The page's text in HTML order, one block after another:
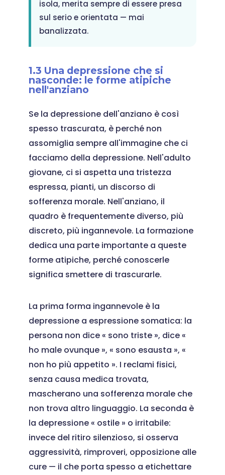
isola, merita sempre di essere presa
sul serio e orientata — mai
banalizzata.
1.3 Una depressione che si
nasconde: le forme atipiche
nell'anziano
Se la depressione dell'anziano è così
spesso trascurata, è perché non
assomiglia sempre all'immagine che ci
facciamo della depressione. Nell'adulto
giovane, ci si aspetta una tristezza
espressa, pianti, un discorso di
sofferenza morale. Nell'anziano, il
quadro è frequentemente diverso, più
discreto, più ingannevole. La formazione
dedica una parte importante a queste
forme atipiche, perché conoscerle
significa smettere di trascurarle.
La prima forma ingannevole è la
depressione a espressione somatica: la
persona non dice « sono triste », dice «
ho male ovunque », « sono esausta », «
non ho più appetito ». I reclami fisici,
senza causa medica trovata,
mascherano una sofferenza morale che
non trova altro linguaggio. La seconda è
la depressione « ostile » o irritabile:
invece del ritiro silenzioso, si osserva
aggressività, rimproveri, opposizione alle
cure — il che porta spesso a etichettare